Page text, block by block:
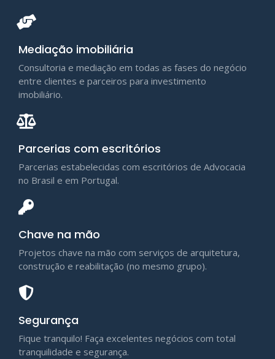
Mediação imobiliária
Consultoria e mediação em todas as fases do negócio
entre clientes e parceiros para investimento
imobiliário.
Parcerias com escritórios
Parcerias estabelecidas com escritórios de Advocacia
no Brasil e em Portugal.
Chave na mão
Projetos chave na mão com serviços de arquitetura,
construção e reabilitação (no mesmo grupo).
Segurança
Fique tranquilo! Faça excelentes negócios com total
tranquilidade e segurança.